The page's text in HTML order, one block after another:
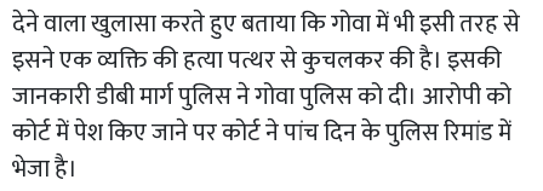
देने वाला खुलासा करते हुए बताया कि गोवा में भी इसी तरह से
इसने एक व्यक्ति की हत्या पत्थर से कुचलकर की है। इसकी
जानकारी डीबी मार्ग पुलिस ने गोवा पुलिस को दी। आरोपी को
कोर्ट में पेश किए जाने पर कोर्ट ने पांच दिन के पुलिस रिमांड में
भेजा है।